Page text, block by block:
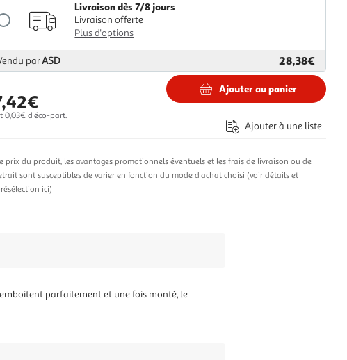
Livraison dès 7/8 jours
Livraison offerte
Plus d'options
parASD 28,38€
0,03€ d'éco-part.
Ajouter au panier
Ajouter à une liste
prix du produit, les avantages promotionnels éventuels et les frais de livraison ou de
sont susceptibles de varier en fonction du mode d'achat choisi (voir détails et
ici)
parfaitement et une fois monté, le